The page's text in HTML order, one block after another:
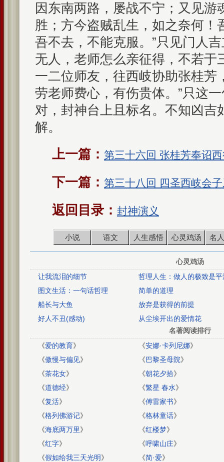
因东南两路，屡战不宁；又见游
胜；方今盗贼乱生，如之奈何！
吾不去，不能克服。”只见门人
无人，老师怎么亲征得，不若于
一二位师友，往西岐协助张桂芳
劳老师费心，有伤贵体。”只这
对，封神台上且标名。不知凶吉
解。
上一篇： 第三十六回 张桂芳奉诏
下一篇： 第三十八回 四圣西岐会
返回目录： 封神演义
小说 语文 人生感悟 心灵鸡汤 名
心灵鸡汤
让我流泪的细节
哲理人生：做人的极致是平
图文生活：一句话哲理
简单的道理
船长与大鱼
放弃是获得的前提
好人不丑(感动)
从尘埃开出的爱情花
名著阅读排行
《爱的教育》 《安娜·卡列尼娜》
《傲慢与偏见》 《巴黎圣母院》
《茶花女》 《朝花夕拾》
《道德经》 《繁星 春水》
《复活》 《傅雷家书》
《格列佛游记》 《格林童话》
《海底两万里》 《红楼梦》
《红字》 《呼啸山庄》
《假如给我三天光明》 《简·爱》